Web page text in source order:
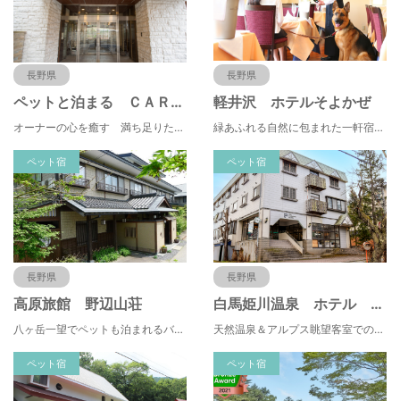
長野県
ペットと泊まる ＣＡＲＯ ＦＯＲＥＳＴＡ 軽井沢 ＧＩＡＲＤＩＮＯ
オーナーの心を癒す 満ち足りた空間を愛犬と◆軽井沢アウトレットまで車20分◆
長野県
軽井沢 ホテルそよかぜ
緑あふれる自然に包まれた一軒宿・ペットと泊まれるホテル【全室レストランもペット可】
ペット宿
長野県
高原旅館 野辺山荘
八ヶ岳一望でペットも泊まれるバリアフリーの和風旅館（素泊まりと朝ごはんの宿）
ペット宿
長野県
白馬姫川温泉 ホテル ラ・モンターニュ・フルハタ
天然温泉＆アルプス眺望客室でのんびり♪国際山岳ガイドのオーナーに白馬の山遊びを相談可！ペットOK
ペット宿 ペット宿